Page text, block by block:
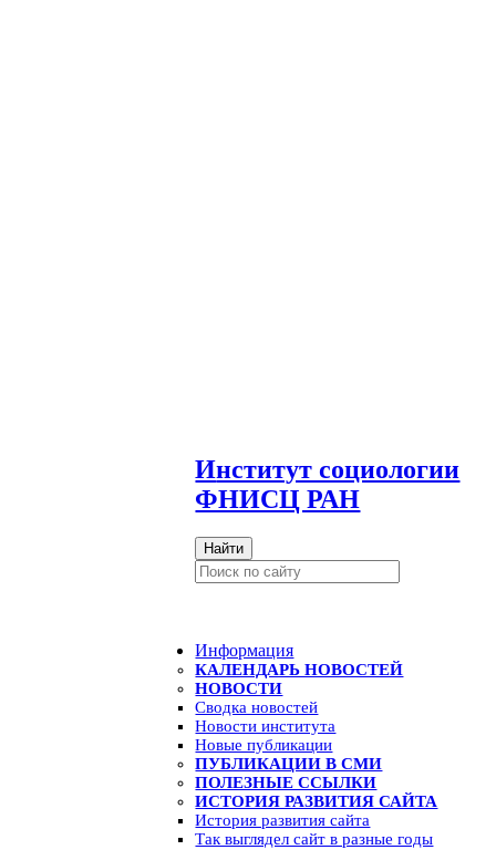
Институт социологии
ФНИСЦ РАН
Найти
Информация
КАЛЕНДАРЬ НОВОСТЕЙ
НОВОСТИ
Сводка новостей
Новости института
Новые публикации
ПУБЛИКАЦИИ В СМИ
ПОЛЕЗНЫЕ ССЫЛКИ
ИСТОРИЯ РАЗВИТИЯ САЙТА
История развития сайта
Так выглядел сайт в разные годы